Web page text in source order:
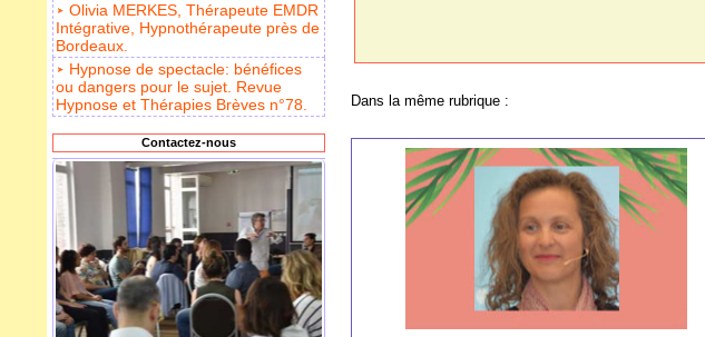
Olivia MERKES, Thérapeute EMDR
Intégrative, Hypnothérapeute près de
Bordeaux.
Hypnose de spectacle: bénéfices
ou dangers pour le sujet. Revue
Hypnose et Thérapies Brèves n°78.
Contactez-nous
Dans la même rubrique :